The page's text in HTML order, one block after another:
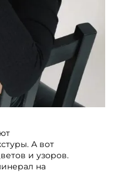
А вот
и узоров.
на